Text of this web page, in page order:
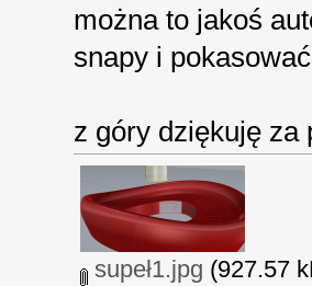
można to jakoś
snapy i
z góry dziękuję za
supeł1.jpg (927.57